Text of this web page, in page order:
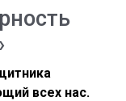
всех нас.